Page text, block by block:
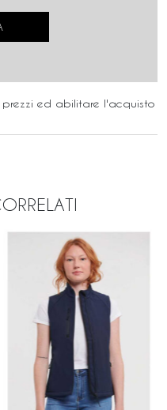
prezzi ed abilitare l'acquisto